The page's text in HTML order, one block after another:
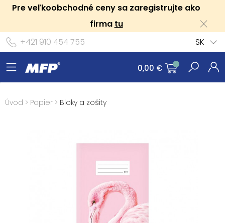
Pre veľkoobchodné ceny sa zaregistrujte ako
firma tu
+421 910 454 755
SK
0,00 €
Úvod > Papier > Bloky a zošity